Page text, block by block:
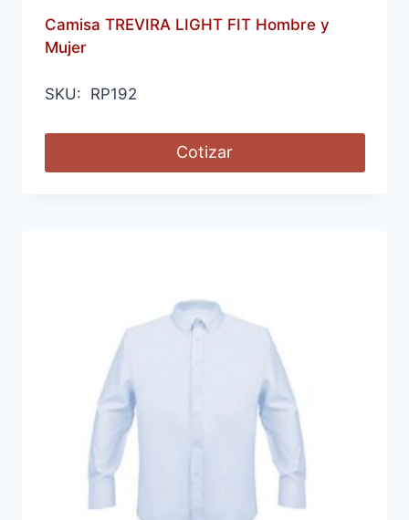
Camisa TREVIRA LIGHT FIT Hombre y
Mujer
SKU: RP192
Cotizar